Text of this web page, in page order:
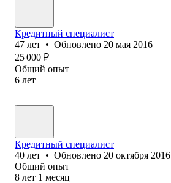
Кредитный специалист
47 лет • Обновлено 20 мая 2016
25 000 ₽
Общий опыт
6 лет
Кредитный специалист
40 лет • Обновлено 20 октября 2016
Общий опыт
8 лет 1 месяц